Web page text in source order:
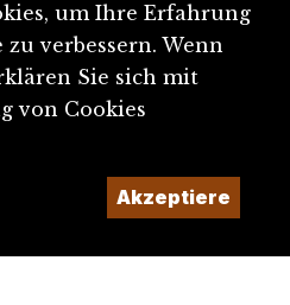
um Ihre Erfahrung
verbessern. Wenn
Sie sich mit
von Cookies
Akzeptiere